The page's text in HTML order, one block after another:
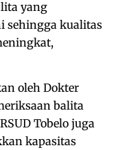
yang
sehingga kualitas
oleh Dokter
balita
Tobelo juga
kapasitas